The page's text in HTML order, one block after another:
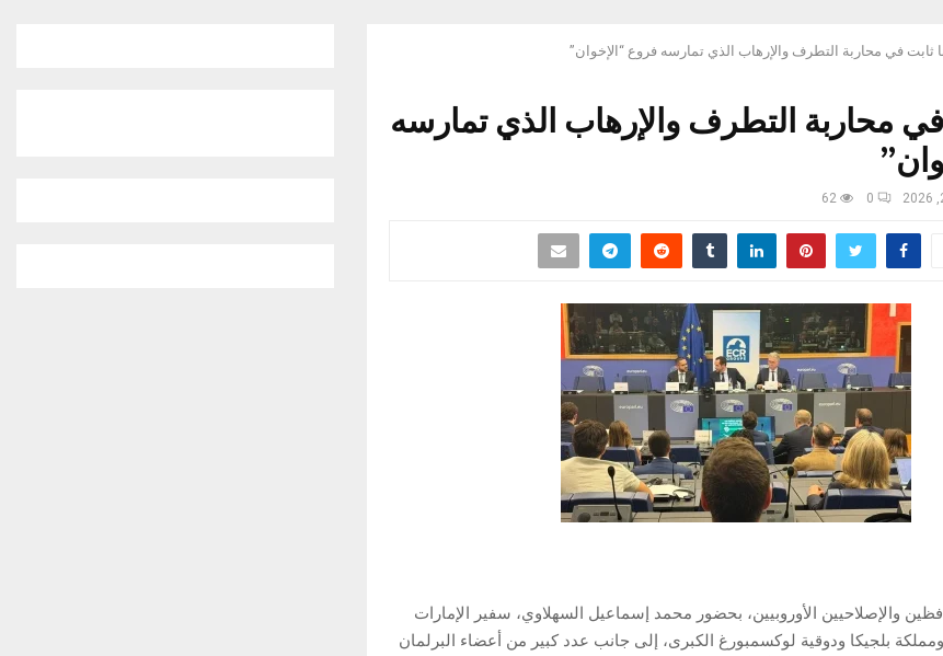
ثابت في محاربة التطرف والإرهاب الذي تمارسه فروع “الإخوان”
في محاربة التطرف والإرهاب الذي تمارسه
0
62
والإصلاحيين الأوروبيين، بحضور محمد إسماعيل السهلاوي، سفير الإمارات
ومملكة بلجيكا ودوقية لوكسمبورغ الكبرى، إلى جانب عدد كبير من أعضاء البرلمان